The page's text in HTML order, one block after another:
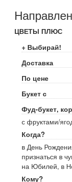
ЦВЕТЫ ПЛЮС
+ Выбирай!
Доставка
По цене
Букет с
Фуд-букет,
с фруктами/
Когда?
в День
признаться в
на Юбилей, в
Кому?